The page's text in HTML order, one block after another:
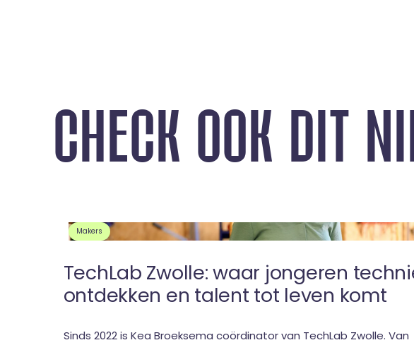
CHECK OOK DIT NI
Makers
TechLab Zwolle: waar jongeren
ontdekken en talent tot leven komt
Sinds 2022 is Kea Broeksema coördinator van TechLab Zwolle. Van